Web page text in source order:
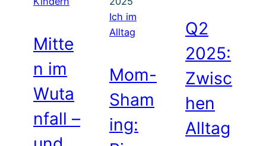
Mitte
n im
Wuta
nfall –
Ich im
Alltag
Mom-
Sham
ing:
Q2
2025:
Zwisc
hen
Alltag